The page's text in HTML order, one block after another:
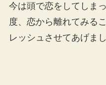
今は頭で恋をしてしま
度、恋から離れてみる
レッシュさせてあげまし